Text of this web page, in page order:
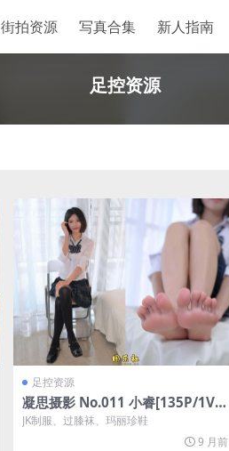
街拍资源 写真合集 新人指南
足控资源
足控资源
凝思摄影 No.011 小睿[135P/1V/
2.89G]
JK制服、过膝袜、玛丽珍鞋
9 月前